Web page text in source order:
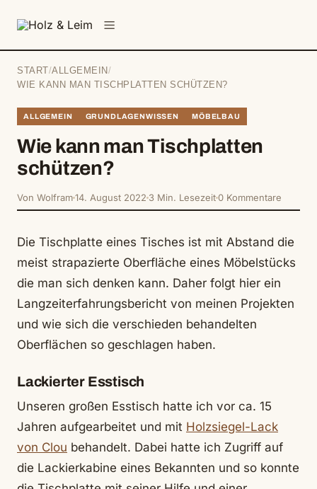
START /ALLGEMEIN/
WIE KANN MAN TISCHPLATTEN SCHÜTZEN?
ALLGEMEIN GRUNDLAGENWISSEN MÖBELBAU
Wie kann man Tischplatten
schützen?
Von Wolfram14. August 2022 3 Min. Lesezeit0 Kommentare
Die Tischplatte eines Tisches ist mit Abstand die
meist strapazierte Oberfläche eines Möbelstücks
die man sich denken kann. Daher folgt hier ein
Langzeiterfahrungsbericht von meinen Projekten
und wie sich die verschieden behandelten
Oberflächen so geschlagen haben.
Lackierter Esstisch
Unseren großen Esstisch hatte ich vor ca. 15
Jahren aufgearbeitet und mit Holzsiegel-Lack
von Clou behandelt. Dabei hatte ich Zugriff auf
die Lackierkabine eines Bekannten und so konnte